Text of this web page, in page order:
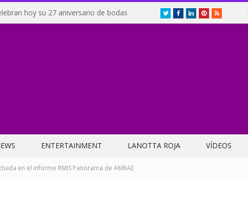
hoy su 27 aniversario de bodas TwitterFacebookLinkedInPinterest
RSS
ENTERTAINMENT LANOTTA ROJA VÍDEOS
en el informe RMIS Panorama de AMRAE